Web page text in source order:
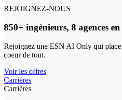
REJOIGNEZ-NOUS
850+ ingénieurs, 8 agences
Rejoignez une ESN AI Only qui
coeur de tout.
Voir les offres
Carrières
Carrières